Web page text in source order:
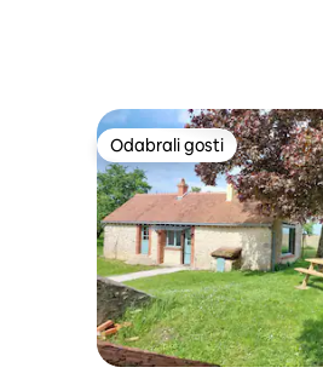
Odabrali gosti
Odabrali gosti